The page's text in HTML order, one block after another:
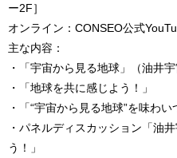
ー2F］
オンライン：CONSEO公式
主な内容：
・「宇宙から見る地球」（油井宇
・「地球を共に感じよう！」
・「“宇宙から見る地球”を味わい
・パネルディスカッション「油
う！」